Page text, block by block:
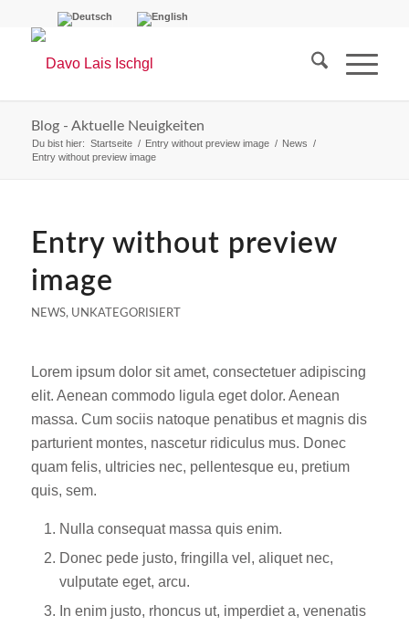
Blog - Aktuelle Neuigkeiten
Du bist hier: Startseite / Entry without preview image / News /
Entry without preview image
Entry without preview
image
NEWS, UNKATEGORISIERT
Lorem ipsum dolor sit amet, consectetuer adipiscing
elit. Aenean commodo ligula eget dolor. Aenean
massa. Cum sociis natoque penatibus et magnis dis
parturient montes, nascetur ridiculus mus. Donec
quam felis, ultricies nec, pellentesque eu, pretium
quis, sem.
Nulla consequat massa quis enim.
Donec pede justo, fringilla vel, aliquet nec,
vulputate eget, arcu.
In enim justo, rhoncus ut, imperdiet a, venenatis